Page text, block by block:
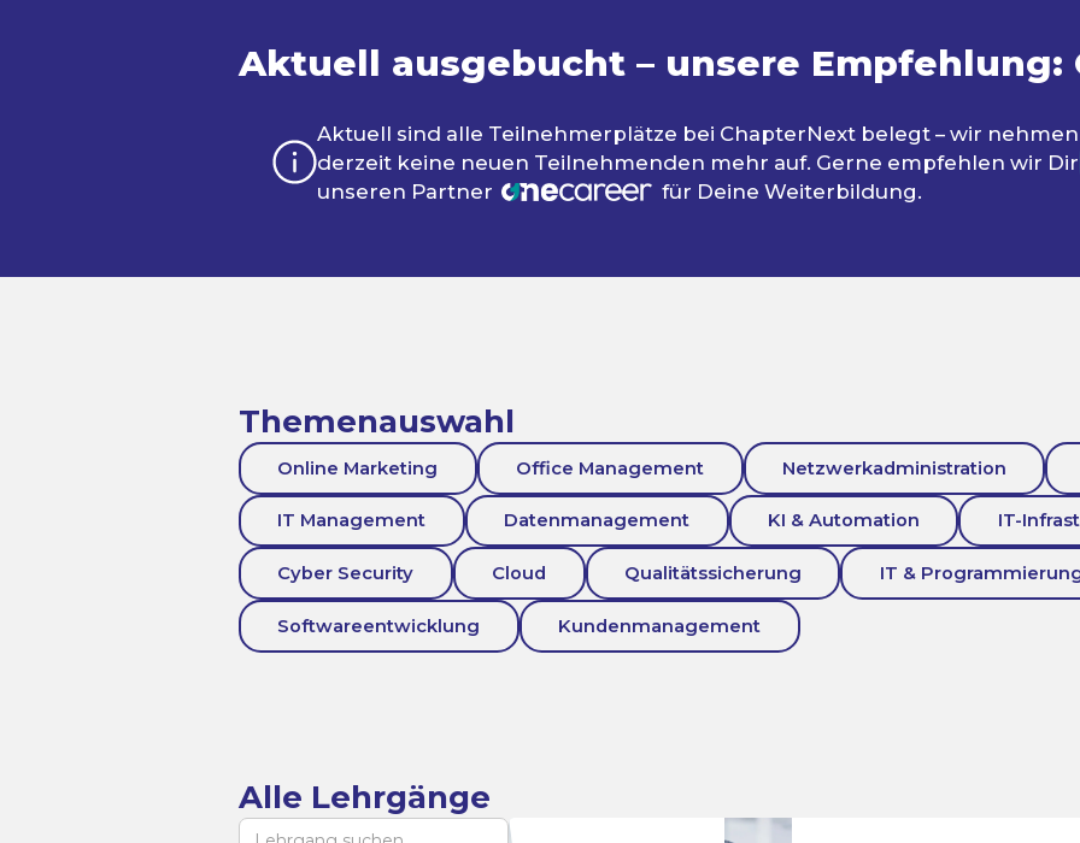
Aktuell ausgebucht – unsere Empfehlung:
Aktuell sind alle Teilnehmerplätze bei ChapterNext belegt – wir nehmen
derzeit keine neuen Teilnehmenden mehr auf. Gerne empfehlen wir Dir
unseren Partner
für Deine Weiterbildung.
Themenauswahl
Online Marketing Office Management Netzwerkadministration
IT Management Datenmanagement KI & Automation IT-
Cyber Security Cloud Qualitätssicherung IT &
Softwareentwicklung Kundenmanagement
Alle Lehrgänge